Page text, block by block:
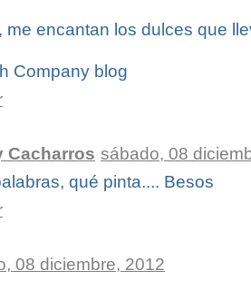
me encantan los dulces que
Company blog
Cacharros sábado, 08
qué pinta.... Besos
08 diciembre, 2012